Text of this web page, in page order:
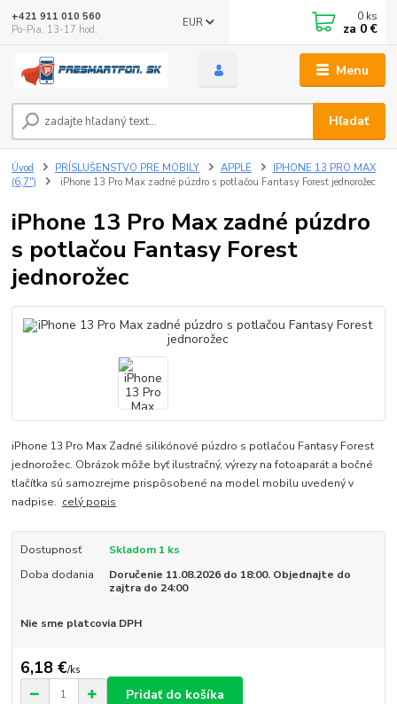
Menu
EUR
Hľadať
+421 911 010 560
Po-Pia, 13-17 hod.
0 ks
za 0 €
Úvod PRÍSLUŠENSTVO PRE MOBILY APPLE
IPHONE 13 PRO MAX
(6,7")
iPhone 13 Pro Max zadné púzdro s potlačou Fantasy Forest jednorožec
iPhone 13 Pro Max zadné púzdro
s potlačou Fantasy Forest
jednorožec
iPhone 13 Pro Max Zadné silikónové púzdro s potlačou Fantasy Forest
jednorožec. Obrázok môže byť ilustračný, výrezy na fotoaparát a bočné
tlačítka sú samozrejme prispôsobené na model mobilu uvedený v
nadpise. celý popis
Dostupnosť
Skladom 1 ks
Doba dodania
Doručenie 11.08.2026 do 18:00. Objednajte do
zajtra do 24:00
Nie sme platcovia DPH
6,18 €/ks
Pridať do košíka